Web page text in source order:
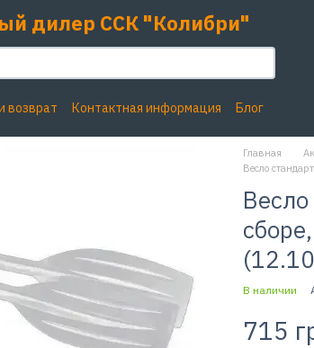
дилер ССК "Колибри"
возврат Контактная информация
Блог
Главная
Весло
В наличии
715